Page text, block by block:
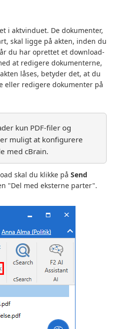
i aktvinduet. De dokumenter,
skal ligge på akten, inden du
du har oprettet et download-
at redigere dokumenterne,
låses, betyder det, at du
eller redigere dokumenter på
kun PDF-filer og
muligt at konfigurere
med cBrain.
skal du klikke på Send
"Del med eksterne parter".